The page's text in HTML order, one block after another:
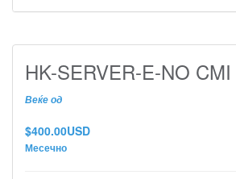
HK-SERVER-E-NO
Веќе од
$400.00USD
Месечно